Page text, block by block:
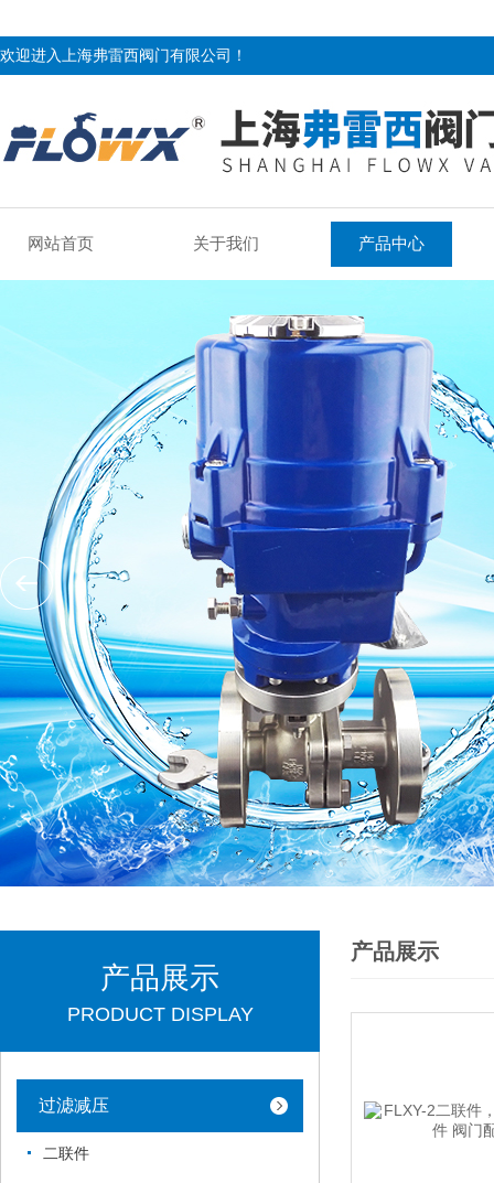
欢迎进入上海弗雷西阀门有限公司！
网站首页 关于我们 产品中心
产品展示
PRODUCT DISPLAY
过滤减压
二联件
产品展示